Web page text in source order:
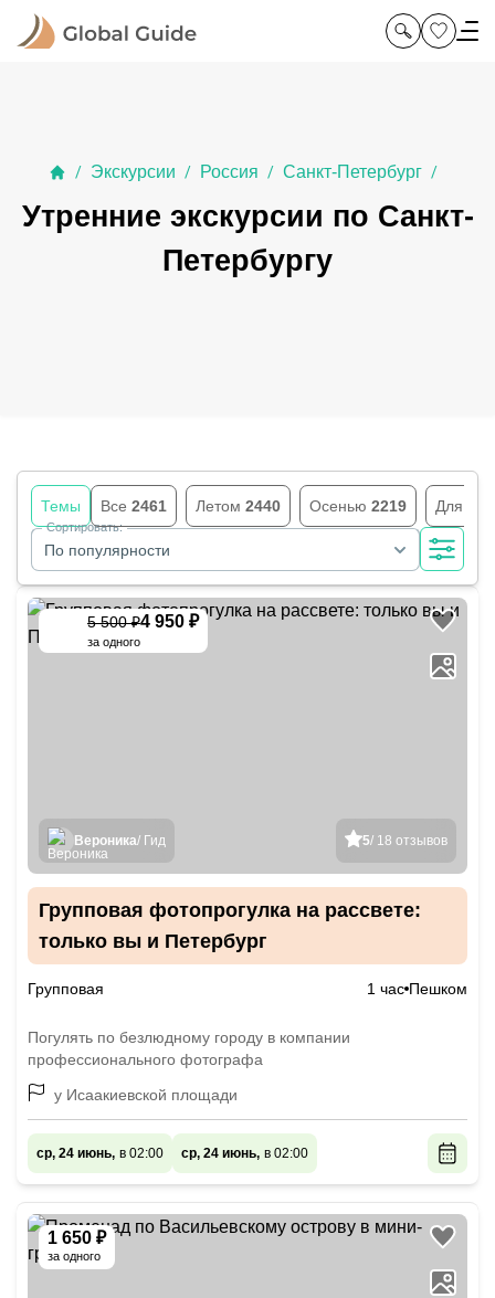
/ Экскурсии / Россия / Санкт-Петербург /
Утренние экскурсии по Санкт-
Петербургу
Темы Все 2461 Летом 2440 Осенью 2219 Для
По популярности
Сортировать:
5 500 ₽4 950 ₽
за одного
5/ 18 отзывов
Вероника/ Гид
Групповая фотопрогулка на рассвете:
только вы и Петербург
Групповая 1 час Пешком
Погулять по безлюдному городу в компании
профессионального фотографа
у Исаакиевской площади
ср, 24 июнь, в 02:00 ср, 24 июнь, в 02:00
1 650 ₽
за одного